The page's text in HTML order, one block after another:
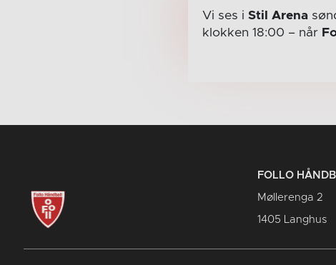
Vi ses i Stil Arena
klokken 18:00 – når
FOLLO
Møllerenga 2
1405 Langhus